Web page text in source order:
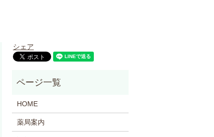
シェア
HOME
薬局案内